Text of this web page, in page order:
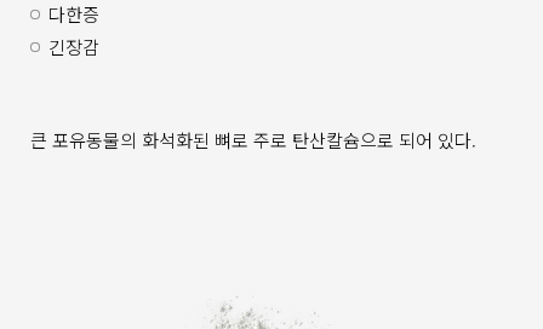
다한증
긴장감
큰 포유동물의 화석화된 뼈로 주로 탄산칼슘으로 되어 있다.